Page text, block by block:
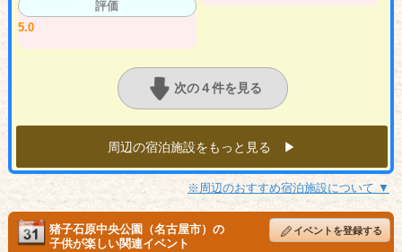
評価
5.0
次の４件を見る
周辺の宿泊施設をもっと見る ▶︎
※周辺のおすすめ宿泊施設について ▼
猪子石原中央公園（名古屋市）の
子供が楽しい関連イベント
イベントを登録する